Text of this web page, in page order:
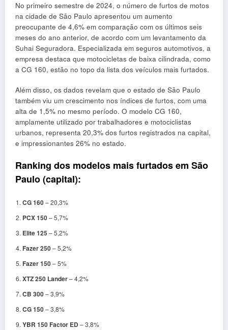
No primeiro semestre de 2024, o número de furtos de motos
na cidade de São Paulo apresentou um aumento
preocupante de 4,6% em comparação com os últimos seis
meses do ano anterior, de acordo com um levantamento da
Suhai Seguradora. Especializada em seguros automotivos, a
empresa destaca que motocicletas de baixa cilindrada, como
a CG 160, estão no topo da lista dos veículos mais furtados.
Além disso, os dados revelam que o estado de São Paulo
também viu um crescimento nos índices de furtos, com uma
alta de 1,5% no mesmo período. O modelo CG 160,
amplamente utilizado por trabalhadores e motociclistas
urbanos, representa 20,3% dos furtos registrados na capital,
e impressionantes 26% no estado.
Ranking dos modelos mais furtados em São
Paulo (capital):
CG 160– 20,3%
PCX 150– 5,7%
Elite 125 – 5,2%
Fazer 250– 5,2%
Fazer 150– 5%
XTZ 250 Lander– 4,2%
CB 300– 3,9%
CG 150– 3,8%
YBR 150 Factor ED – 3,8%